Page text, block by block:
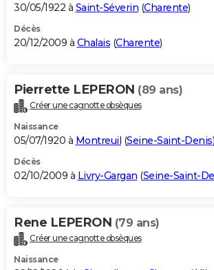
30/05/1922 à Saint-Séverin (Charente)
Décès
20/12/2009 à Chalais (Charente)
Pierrette LEPERON (89 ans)
Créer une cagnotte obsèques
Naissance
05/07/1920 à Montreuil (Seine-Saint-Denis)
Décès
02/10/2009 à Livry-Gargan (Seine-Saint-
Rene LEPERON (79 ans)
Créer une cagnotte obsèques
Naissance